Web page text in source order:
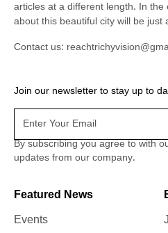
articles at a different length. In
about this beautiful city will be just
Contact us:
Join our newsletter to stay up to
By subscribing you agree to with
updates from our company.
Featured News
Events